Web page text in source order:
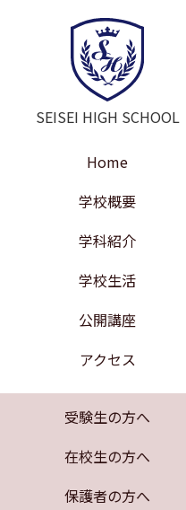
SEISEI HIGH SCHOOL
Home
学校概要
学科紹介
学校生活
公開講座
アクセス
受験生の方へ
在校生の方へ
保護者の方へ